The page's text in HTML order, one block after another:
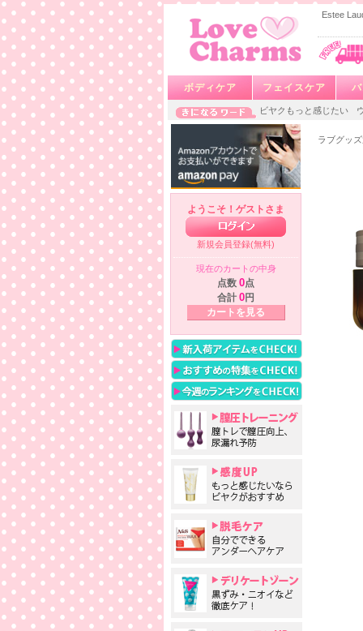
Estee
ボディケア フェイスケア
ビヤクもっと感じたい
ようこそ！ゲストさま
新規会員登録(無料)
現在のカートの中身
点数 0点
合計 0円
カートを見る
ラブグッ